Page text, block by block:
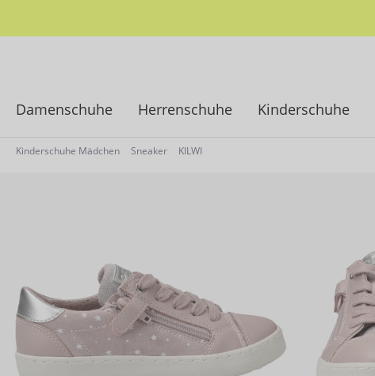
Damenschuhe Herrenschuhe Kinderschuhe
Kinderschuhe Mädchen Sneaker KILWI